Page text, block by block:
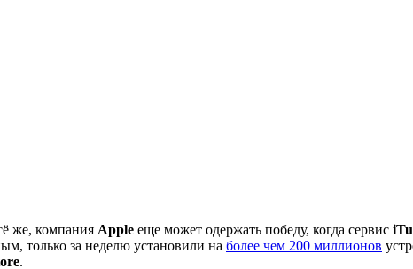
же, компания Apple еще может одержать победу, когда сервис
только за неделю установили на более чем 200 миллионов
.